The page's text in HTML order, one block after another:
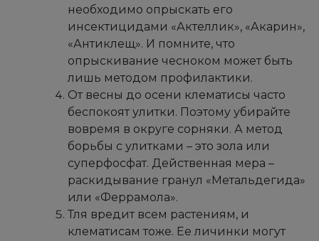
необходимо опрыскать его
инсектицидами «Актеллик», «Акарин»,
«Антиклещ». И помните, что
опрыскивание чесноком может быть
лишь методом профилактики.
От весны до осени клематисы часто
беспокоят улитки. Поэтому убирайте
вовремя в округе сорняки. А метод
борьбы с улитками – это зола или
суперфосфат. Действенная мера –
раскидывание гранул «Метальдегида»
или «Феррамола».
Тля вредит всем растениям, и
клематисам тоже. Ее личинки могут